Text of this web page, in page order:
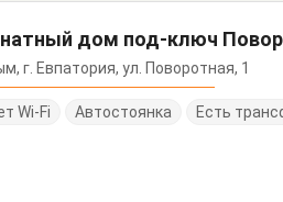
дом под-ключ
г. Евпатория, ул. Поворотная, 1
Wi-Fi Автостоянка Есть